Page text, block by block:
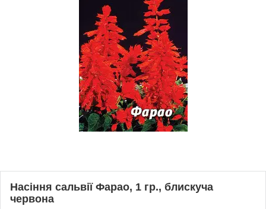
Насіння сальвії Фарао, 1 гр., блискуча
червона